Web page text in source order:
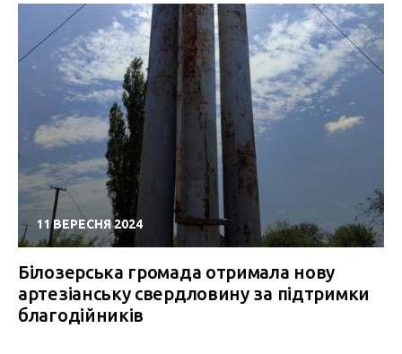
11 ВЕРЕСНЯ 2024
Білозерська громада отримала нову
артезіанську свердловину за підтримки
благодійників